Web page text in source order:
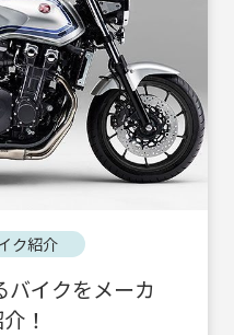
ク紹介
イクをメーカ
！